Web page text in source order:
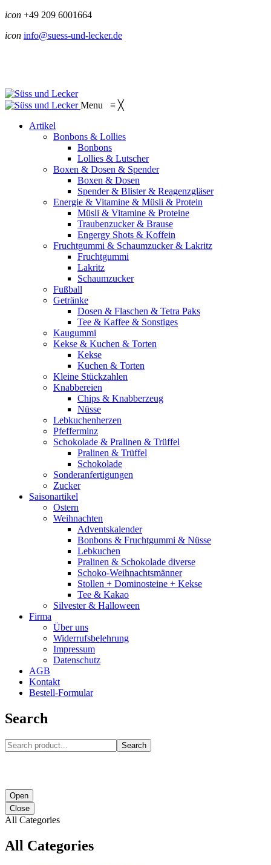
icon +49 209 6001664
icon info@suess-und-lecker.de
Menu ≡ ╳
Artikel
Bonbons & Lollies
Bonbons
Lollies & Lutscher
Boxen & Dosen & Spender
Boxen & Dosen
Spender & Blister & Reagenzgläser
Energie & Vitamine & Müsli & Protein
Müsli & Vitamine & Proteine
Traubenzucker & Brause
Engergy Shots & Koffein
Fruchtgummi & Schaumzucker & Lakritz
Fruchtgummi
Lakritz
Schaumzucker
Fußball
Getränke
Dosen & Flaschen & Tetra Paks
Tee & Kaffee & Sonstiges
Kaugummi
Kekse & Kuchen & Torten
Kekse
Kuchen & Torten
Kleine Stückzahlen
Knabbereien
Chips & Knabberzeug
Nüsse
Lebkuchenherzen
Pfefferminz
Schokolade & Pralinen & Trüffel
Pralinen & Trüffel
Schokolade
Sonderanfertigungen
Zucker
Saisonartikel
Ostern
Weihnachten
Adventskalender
Bonbons & Fruchtgummi & Nüsse
Lebkuchen
Pralinen & Schokolade diverse
Schoko-Weihnachtsmänner
Stollen + Dominosteine + Kekse
Tee & Kakao
Silvester & Halloween
Firma
Über uns
Widerrufsbelehrung
Impressum
Datenschutz
AGB
Kontakt
Bestell-Formular
Search
Search
Open
Close
All Categories
All Categories